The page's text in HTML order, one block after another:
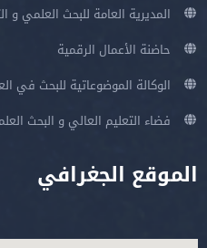
المديرية العامة للبحث العلمي و
حاضنة الأعمال الرقمية
الوكالة الموضوعاتية للبحث في
فضاء التعليم العالي و البحث
الموقع الجغرافي